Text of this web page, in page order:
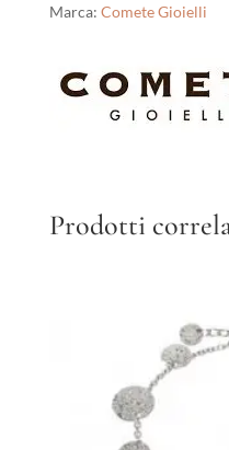
Marca: Comete Gioielli
Prodotti